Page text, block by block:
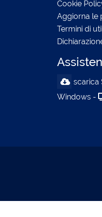
Cookie
Aggiorna le
Termini di
scarica
Windows -